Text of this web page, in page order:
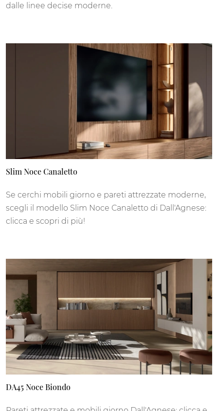
dalle linee decise moderne.
Slim Noce Canaletto
Se cerchi mobili giorno e pareti attrezzate moderne,
scegli il modello Slim Noce Canaletto di Dall'Agnese:
clicca e scopri di più!
DA45 Noce Biondo